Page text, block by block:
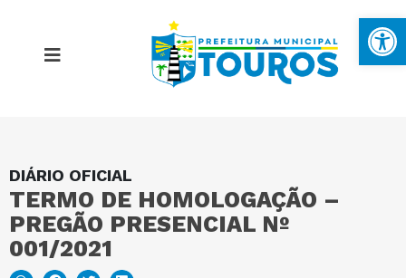
DIÁRIO OFICIAL
TERMO DE HOMOLOGAÇÃO –
PREGÃO PRESENCIAL Nº
001/2021
MAPA DO SITE
PORTAL DA TRANSPARÊNCIA